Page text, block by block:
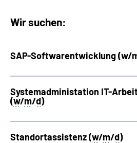
Leichte Sprache
Mein
Wir suchen:
SAP-Softwarentwicklung (w/
Systemadministation IT-
(w/m/d)
Standortassistenz (w/m/d)